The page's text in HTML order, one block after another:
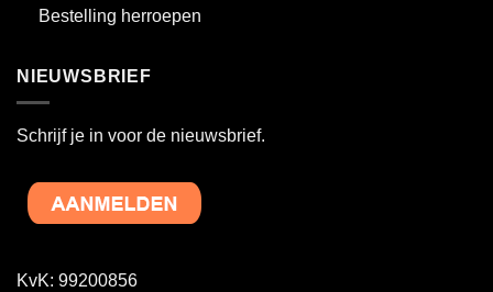
Bestelling herroepen
NIEUWSBRIEF
Schrijf je in voor de nieuwsbrief.
KvK: 99200856